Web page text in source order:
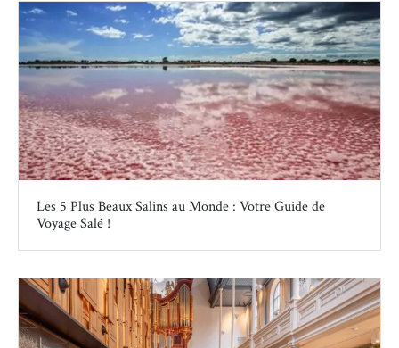
Les 5 Plus Beaux Salins au Monde : Votre Guide de
Voyage Salé !